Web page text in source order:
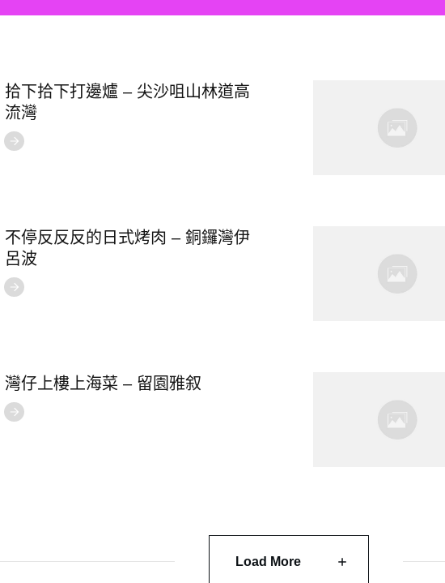
拾下拾下打邊爐 – 尖沙咀山林道高
流灣
不停反反反的日式烤肉 – 銅鑼灣伊
呂波
灣仔上樓上海菜 – 留園雅叙
Load More